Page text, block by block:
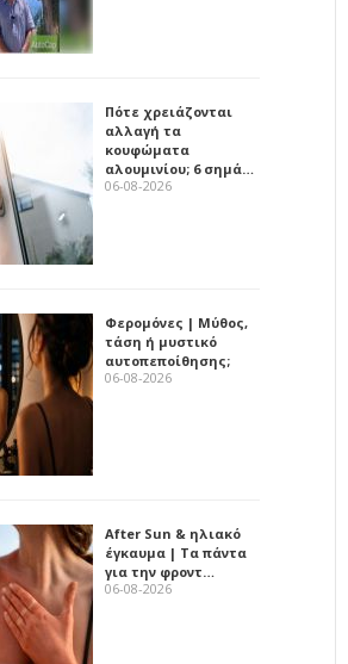
Πότε χρειάζονται
αλλαγή τα
κουφώματα
αλουμινίου; 6 σημά…
06-08-2026
Φερομόνες | Μύθος,
τάση ή μυστικό
αυτοπεποίθησης;
06-08-2026
After Sun & ηλιακό
έγκαυμα | Τα πάντα
για την φροντ…
06-08-2026